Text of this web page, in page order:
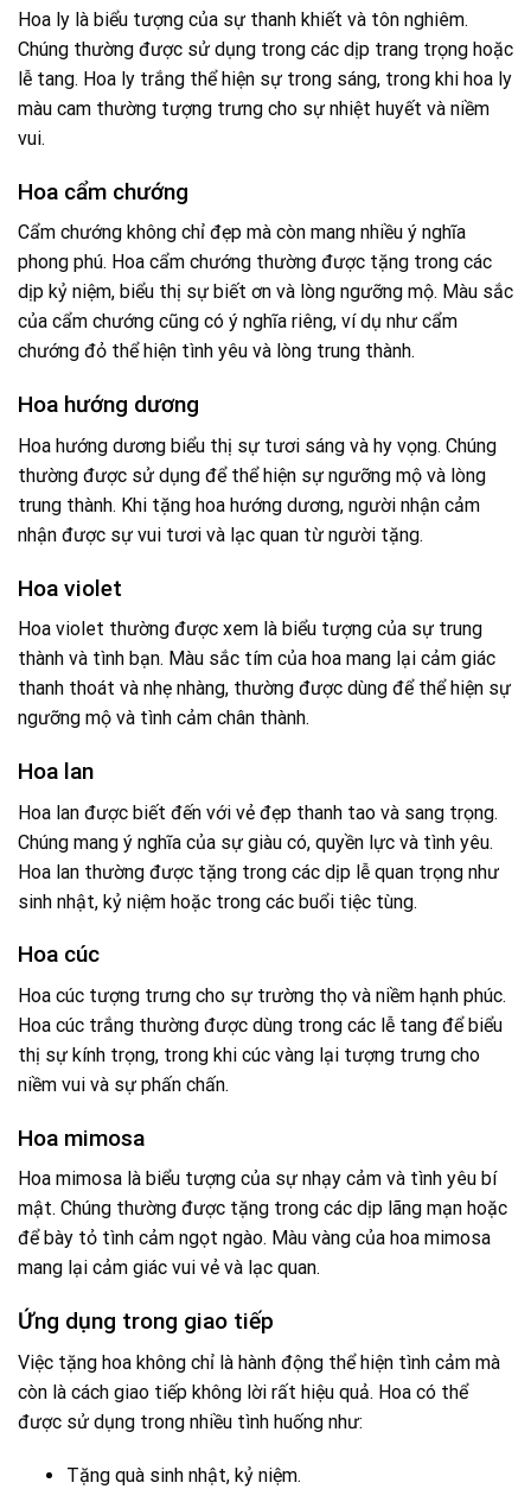
Hoa ly là biểu tượng của sự thanh khiết và tôn nghiêm.
Chúng thường được sử dụng trong các dịp trang trọng hoặc
lễ tang. Hoa ly trắng thể hiện sự trong sáng, trong khi hoa ly
màu cam thường tượng trưng cho sự nhiệt huyết và niềm
vui.
Hoa cẩm chướng
Cẩm chướng không chỉ đẹp mà còn mang nhiều ý nghĩa
phong phú. Hoa cẩm chướng thường được tặng trong các
dịp kỷ niệm, biểu thị sự biết ơn và lòng ngưỡng mộ. Màu sắc
của cẩm chướng cũng có ý nghĩa riêng, ví dụ như cẩm
chướng đỏ thể hiện tình yêu và lòng trung thành.
Hoa hướng dương
Hoa hướng dương biểu thị sự tươi sáng và hy vọng. Chúng
thường được sử dụng để thể hiện sự ngưỡng mộ và lòng
trung thành. Khi tặng hoa hướng dương, người nhận cảm
nhận được sự vui tươi và lạc quan từ người tặng.
Hoa violet
Hoa violet thường được xem là biểu tượng của sự trung
thành và tình bạn. Màu sắc tím của hoa mang lại cảm giác
thanh thoát và nhẹ nhàng, thường được dùng để thể hiện sự
ngưỡng mộ và tình cảm chân thành.
Hoa lan
Hoa lan được biết đến với vẻ đẹp thanh tao và sang trọng.
Chúng mang ý nghĩa của sự giàu có, quyền lực và tình yêu.
Hoa lan thường được tặng trong các dịp lễ quan trọng như
sinh nhật, kỷ niệm hoặc trong các buổi tiệc tùng.
Hoa cúc
Hoa cúc tượng trưng cho sự trường thọ và niềm hạnh phúc.
Hoa cúc trắng thường được dùng trong các lễ tang để biểu
thị sự kính trọng, trong khi cúc vàng lại tượng trưng cho
niềm vui và sự phấn chấn.
Hoa mimosa
Hoa mimosa là biểu tượng của sự nhạy cảm và tình yêu bí
mật. Chúng thường được tặng trong các dịp lãng mạn hoặc
để bày tỏ tình cảm ngọt ngào. Màu vàng của hoa mimosa
mang lại cảm giác vui vẻ và lạc quan.
Ứng dụng trong giao tiếp
Việc tặng hoa không chỉ là hành động thể hiện tình cảm mà
còn là cách giao tiếp không lời rất hiệu quả. Hoa có thể
được sử dụng trong nhiều tình huống như:
Tặng quà sinh nhật, kỷ niệm.